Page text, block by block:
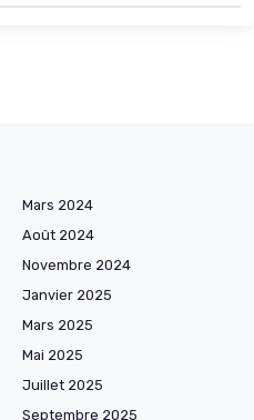
Mars 2024
Août 2024
Novembre 2024
Janvier 2025
Mars 2025
Mai 2025
Juillet 2025
Septembre 2025